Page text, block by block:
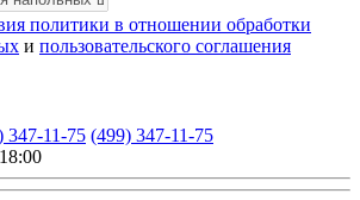
политики в отношении обработки
и пользовательского соглашения
347-11-75 (499) 347-11-75